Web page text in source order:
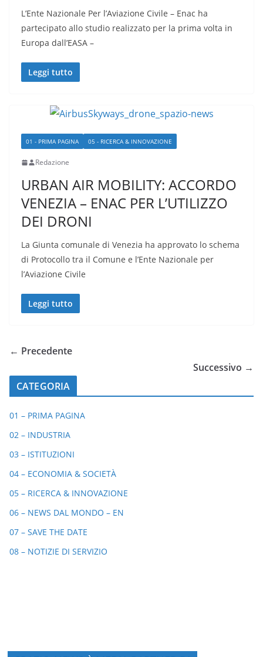
L’Ente Nazionale Per l’Aviazione Civile – Enac ha
partecipato allo studio realizzato per la prima volta in
Europa dall’EASA –
Leggi tutto
01 - PRIMA PAGINA 05 - RICERCA & INNOVAZIONE
Redazione
URBAN AIR MOBILITY: ACCORDO
VENEZIA – ENAC PER L’UTILIZZO
DEI DRONI
La Giunta comunale di Venezia ha approvato lo schema
di Protocollo tra il Comune e l’Ente Nazionale per
l’Aviazione Civile
Leggi tutto
← Precedente
Successivo →
CATEGORIA
01 – PRIMA PAGINA
02 – INDUSTRIA
03 – ISTITUZIONI
04 – ECONOMIA & SOCIETÀ
05 – RICERCA & INNOVAZIONE
06 – NEWS DAL MONDO – EN
07 – SAVE THE DATE
08 – NOTIZIE DI SERVIZIO